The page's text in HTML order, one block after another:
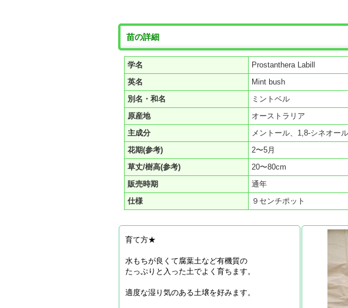
苗の詳細
学名
Prostanthera Labill
英名
Mint bush
別名・和名
ミントベル
原産地
オーストラリア
主成分
メントール、1,8-シネオール
花期(参考)
2〜5月
草丈/樹高(参考)
20〜80cm
販売時期
通年
仕様
９センチポット
育て方★
水もちが良くて腐葉土など有機質の
たっぷりと入った土でよく育ちます。
適度な湿り気のある土壌を好みます。